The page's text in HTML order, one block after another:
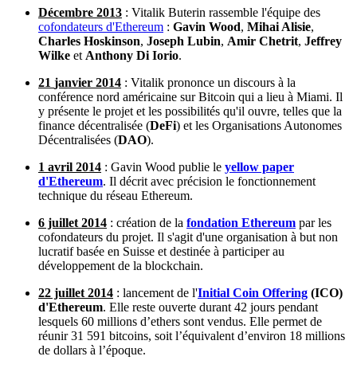
Décembre 2013 : Vitalik Buterin rassemble l'équipe des
cofondateurs d'Ethereum : Gavin Wood, Mihai Alisie,
Charles Hoskinson, Joseph Lubin, Amir Chetrit, Jeffrey
Wilke et Anthony Di Iorio.
21 janvier 2014 : Vitalik prononce un discours à la
conférence nord américaine sur Bitcoin qui a lieu à Miami. Il
y présente le projet et les possibilités qu'il ouvre, telles que la
finance décentralisée (DeFi) et les Organisations Autonomes
Décentralisées (DAO).
1 avril 2014 : Gavin Wood publie le yellow paper
d'Ethereum. Il décrit avec précision le fonctionnement
technique du réseau Ethereum.
6 juillet 2014 : création de la fondation Ethereum par les
cofondateurs du projet. Il s'agit d'une organisation à but non
lucratif basée en Suisse et destinée à participer au
développement de la blockchain.
22 juillet 2014 : lancement de l'Initial Coin Offering (ICO)
d'Ethereum. Elle reste ouverte durant 42 jours pendant
lesquels 60 millions d’ethers sont vendus. Elle permet de
réunir 31 591 bitcoins, soit l’équivalent d’environ 18 millions
de dollars à l’époque.